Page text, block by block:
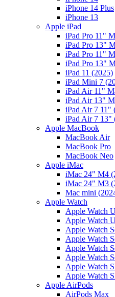
iPhone 14 Plus
iPhone 13
Apple iPad
iPad Pro 11"
iPad Pro 13"
iPad Pro 11"
iPad Pro 13"
iPad 11 (2025)
iPad Mini 7
iPad Air 11"
iPad Air 13"
iPad Air 7 11"
iPad Air 7 13"
Apple MacBook
MacBook Air
MacBook Pro
MacBook Neo
Apple iMac
iMac 24" M4
iMac 24" M3
Mac mini
Apple Watch
Apple Watch
Apple Watch
Apple Watch
Apple Watch
Apple Watch
Apple Watch
Apple Watch
Apple Watch
Apple AirPods
AirPods Max